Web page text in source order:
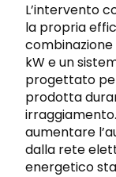
L’intervento
la propria
kW e un
progettato
prodotta
aumentare
dalla rete
energetico